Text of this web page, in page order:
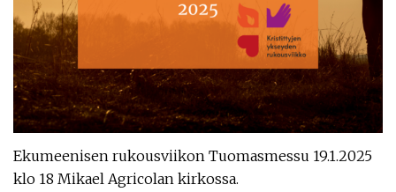
Ekumeenisen rukousviikon Tuomasmessu 19.1.2025
klo 18 Mikael Agricolan kirkossa.